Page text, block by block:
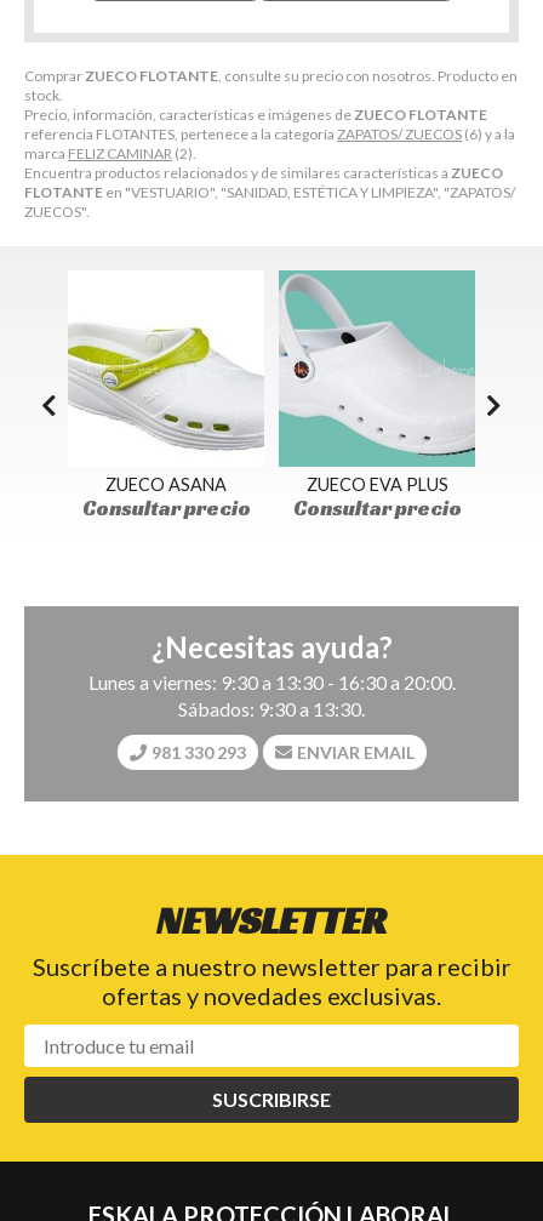
ComprarZUECO FLOTANTE, consulte su precio con nosotros. Producto en
stock.
Precio, información, características e imágenes deZUECO FLOTANTE
referencia FLOTANTES, pertenece a la categoría ZAPATOS/ ZUECOS (6) y a la
marca FELIZ CAMINAR (2).
Encuentra productos relacionados y de similares características a ZUECO
FLOTANTE en "VESTUARIO", "SANIDAD, ESTÉTICA Y LIMPIEZA", "ZAPATOS/
ZUECOS".
ZUECO ASANA
Consultar precio
ZUECO EVA PLUS
Consultar precio
¿Necesitas ayuda?
Lunes a viernes: 9:30 a 13:30 - 16:30 a 20:00.
Sábados: 9:30 a 13:30.
981 330 293 ENVIAR EMAIL
NEWSLETTER
Suscríbete a nuestro newsletter para recibir
ofertas y novedades exclusivas.
SUSCRIBIRSE